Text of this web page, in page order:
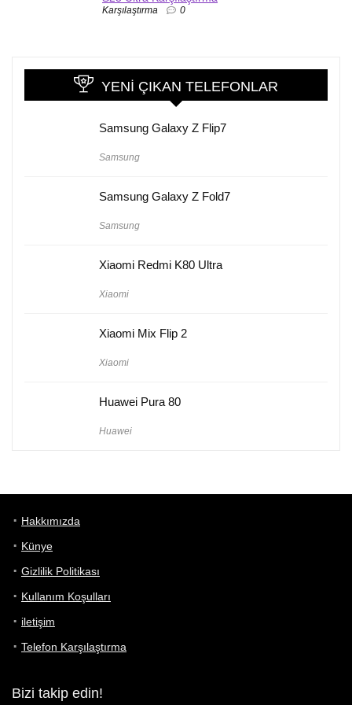
Karşılaştırma 0
YENI ÇIKAN TELEFONLAR
Samsung Galaxy Z Flip7
Samsung
Samsung Galaxy Z Fold7
Samsung
Xiaomi Redmi K80 Ultra
Xiaomi
Xiaomi Mix Flip 2
Xiaomi
Huawei Pura 80
Huawei
Hakkımızda
Künye
Gizlilik Politikası
Kullanım Koşulları
iletişim
Telefon Karşılaştırma
Bizi takip edin!